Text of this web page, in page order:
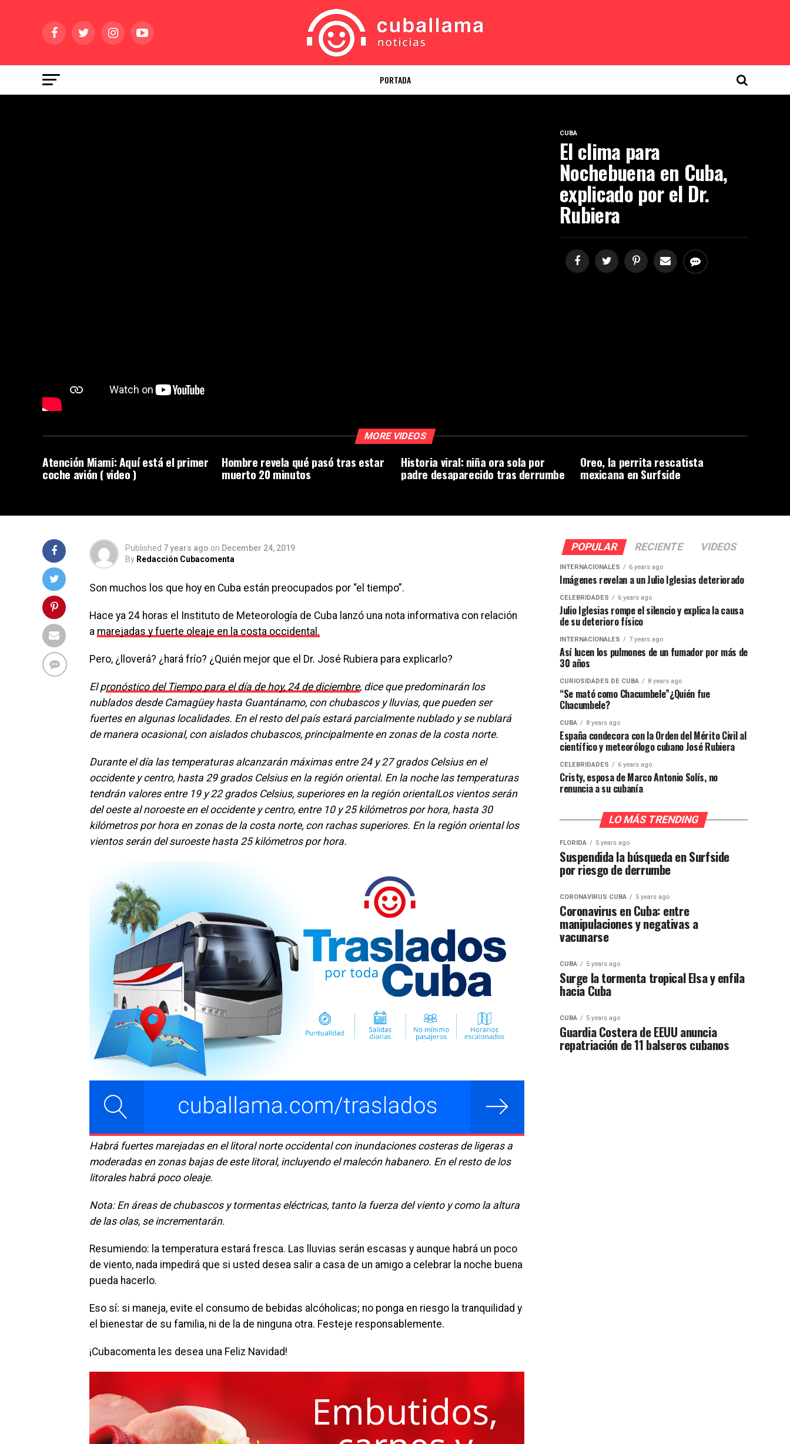
PORTADA
CUBA
El clima para
Nochebuena en Cuba,
explicado por el Dr.
Rubiera
MORE VIDEOS
Atención Miami: Aquí está el primer
coche avión ( video )
Hombre revela qué pasó tras estar
muerto 20 minutos
Historia viral: niña ora sola por
padre desaparecido tras derrumbe
Oreo, la perrita rescatista
mexicana en Surfside
Published 7 years ago on December 24, 2019
By Redacción Cubacomenta
Son muchos los que hoy en Cuba están preocupados por “el tiempo”.
Hace ya 24 horas el Instituto de Meteorología de Cuba lanzó una nota informativa con relación
a marejadas y fuerte oleaje en la costa occidental.
Pero, ¿lloverá? ¿hará frío? ¿Quién mejor que el Dr. José Rubiera para explicarlo?
El pronóstico del Tiempo para el día de hoy, 24 de diciembre, dice que predominarán los
nublados desde Camagüey hasta Guantánamo, con chubascos y lluvias, que pueden ser
fuertes en algunas localidades. En el resto del país estará parcialmente nublado y se nublará
de manera ocasional, con aislados chubascos, principalmente en zonas de la costa norte.
Durante el día las temperaturas alcanzarán máximas entre 24 y 27 grados Celsius en el
occidente y centro, hasta 29 grados Celsius en la región oriental. En la noche las temperaturas
tendrán valores entre 19 y 22 grados Celsius, superiores en la región orientalLos vientos serán
del oeste al noroeste en el occidente y centro, entre 10 y 25 kilómetros por hora, hasta 30
kilómetros por hora en zonas de la costa norte, con rachas superiores. En la región oriental los
vientos serán del suroeste hasta 25 kilómetros por hora.
Habrá fuertes marejadas en el litoral norte occidental con inundaciones costeras de ligeras a
moderadas en zonas bajas de este litoral, incluyendo el malecón habanero. En el resto de los
litorales habrá poco oleaje.
Nota: En áreas de chubascos y tormentas eléctricas, tanto la fuerza del viento y como la altura
de las olas, se incrementarán.
Resumiendo: la temperatura estará fresca. Las lluvias serán escasas y aunque habrá un poco
de viento, nada impedirá que si usted desea salir a casa de un amigo a celebrar la noche buena
pueda hacerlo.
Eso sí: si maneja, evite el consumo de bebidas alcóholicas; no ponga en riesgo la tranquilidad y
el bienestar de su familia, ni de la de ninguna otra. Festeje responsablemente.
¡Cubacomenta les desea una Feliz Navidad!
POPULAR RECIENTE VIDEOS
INTERNACIONALES 6 years ago
Imágenes revelan a un Julio Iglesias deteriorado
CELEBRIDADES 6 years ago
Julio Iglesias rompe el silencio y explica la causa
de su deterioro físico
INTERNACIONALES 7 years ago
Así lucen los pulmones de un fumador por más de
30 años
CURIOSIDADES DE CUBA 8 years ago
“Se mató como Chacumbele”¿Quién fue
Chacumbele?
CUBA 8 years ago
España condecora con la Orden del Mérito Civil al
científico y meteorólogo cubano José Rubiera
CELEBRIDADES 6 years ago
Cristy, esposa de Marco Antonio Solís, no
renuncia a su cubanía
LO MÁS TRENDING
FLORIDA 5 years ago
Suspendida la búsqueda en Surfside
por riesgo de derrumbe
CORONAVIRUS CUBA 5 years ago
Coronavirus en Cuba: entre
manipulaciones y negativas a
vacunarse
CUBA 5 years ago
Surge la tormenta tropical Elsa y enfila
hacia Cuba
CUBA 5 years ago
Guardia Costera de EEUU anuncia
repatriación de 11 balseros cubanos